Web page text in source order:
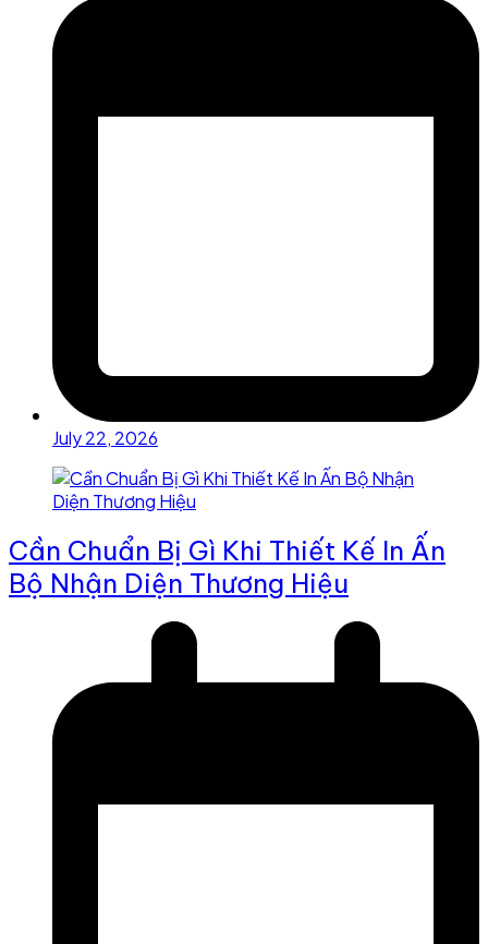
July 22, 2026
Cần Chuẩn Bị Gì Khi Thiết Kế In Ấn
Bộ Nhận Diện Thương Hiệu